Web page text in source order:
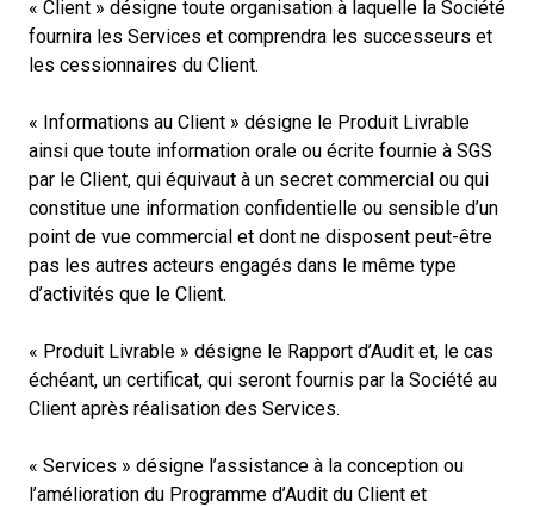
« Client » désigne toute organisation à laquelle la Société
fournira les Services et comprendra les successeurs et
les cessionnaires du Client.
« Informations au Client » désigne le Produit Livrable
ainsi que toute information orale ou écrite fournie à SGS
par le Client, qui équivaut à un secret commercial ou qui
constitue une information confidentielle ou sensible d’un
point de vue commercial et dont ne disposent peut-être
pas les autres acteurs engagés dans le même type
d’activités que le Client.
« Produit Livrable » désigne le Rapport d’Audit et, le cas
échéant, un certificat, qui seront fournis par la Société au
Client après réalisation des Services.
« Services » désigne l’assistance à la conception ou
l’amélioration du Programme d’Audit du Client et